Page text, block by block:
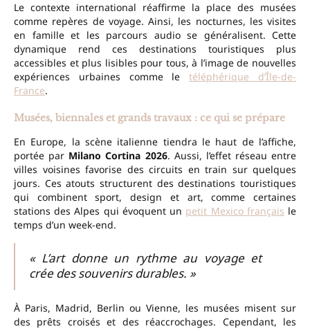
Le contexte international réaffirme la place des musées
comme repères de voyage. Ainsi, les nocturnes, les visites
en famille et les parcours audio se généralisent. Cette
dynamique rend ces destinations touristiques plus
accessibles et plus lisibles pour tous, à l’image de nouvelles
expériences urbaines comme letéléphérique d’Île-de-
France.
Musées, biennales et grands travaux : ce qui se prépare
En Europe, la scène italienne tiendra le haut de l’affiche,
portée par Milano Cortina 2026. Aussi, l’effet réseau entre
villes voisines favorise des circuits en train sur quelques
jours. Ces atouts structurent des destinations touristiques
qui combinent sport, design et art, comme certaines
stations des Alpes qui évoquent un petit Mexico français le
temps d’un week-end.
« L’art donne un rythme au voyage et
crée des souvenirs durables. »
À Paris, Madrid, Berlin ou Vienne, les musées misent sur
des prêts croisés et des réaccrochages. Cependant, les